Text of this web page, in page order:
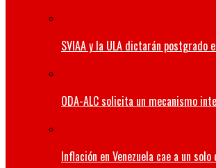
SVIAA y la ULA dictarán postgrado
ODA-ALC solicita un mecanismo
Inflación en Venezuela cae a un